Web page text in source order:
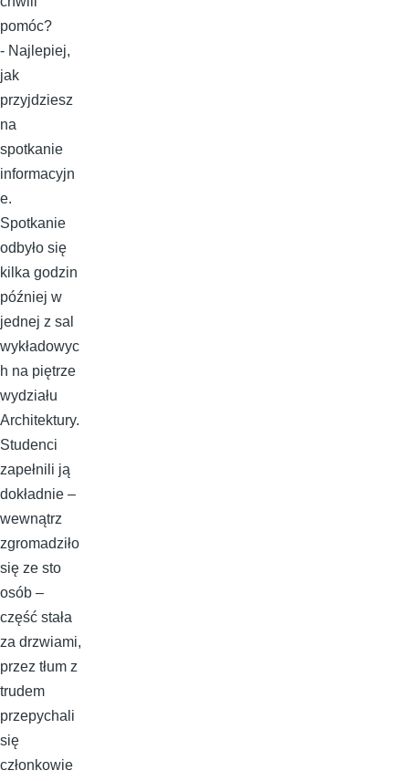
pomóc?
- Najlepiej,
jak
przyjdziesz
na
spotkanie
informacyjn
e.
Spotkanie
odbyło się
kilka godzin
później w
jednej z sal
wykładowyc
h na piętrze
wydziału
Architektury.
Studenci
zapełnili ją
dokładnie –
wewnątrz
zgromadziło
się ze sto
osób –
część stała
za drzwiami,
przez tłum z
trudem
przepychali
się
członkowie